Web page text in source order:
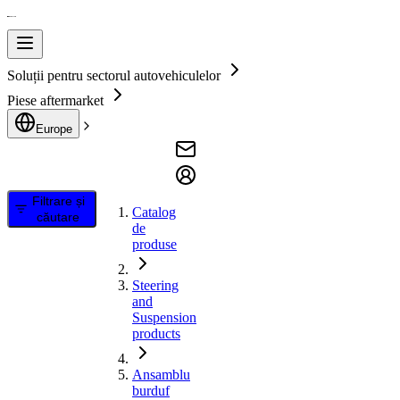
Soluții pentru sectorul autovehiculelor
Piese aftermarket
Europe
Filtrare și
căutare
Catalog
de
produse
Steering
and
Suspension
products
Ansamblu
burduf